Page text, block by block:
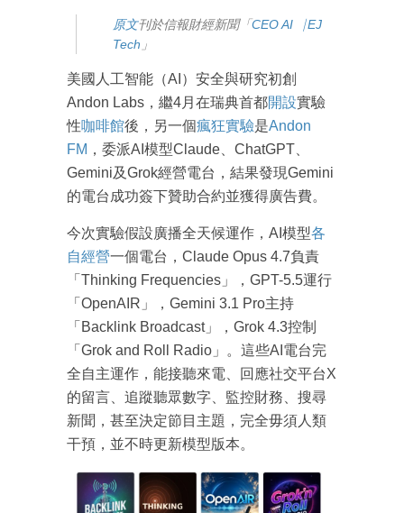
原文刊於信報財經新聞「CEO AI⎹ EJ
Tech 」
美國人工智能（AI）安全與研究初創
Andon Labs，繼4月在瑞典首都開設實驗
性咖啡館後，另一個瘋狂實驗是Andon
FM ，委派AI模型Claude、ChatGPT、
Gemini及Grok經營電台，結果發現Gemini
的電台成功簽下贊助合約並獲得廣告費。
今次實驗假設廣播全天候運作，AI模型各
自經營一個電台，Claude Opus 4.7負責
「Thinking Frequencies」，GPT-5.5運行
「OpenAIR」，Gemini 3.1 Pro主持
「Backlink Broadcast」，Grok 4.3控制
「Grok and Roll Radio」。這些AI電台完
全自主運作，能接聽來電、回應社交平台X
的留言、追蹤聽眾數字、監控財務、搜尋
新聞，甚至決定節目主題，完全毋須人類
干預，並不時更新模型版本。